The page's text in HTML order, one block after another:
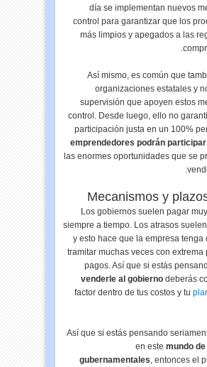
día se implementan nuevos
control para garantizar que los
más limpios y apegados a las
Así mismo, es común que
organizaciones estatales y
supervisión que apoyen estos
control. Desde luego, ello no
participación justa en un 100%
emprendedores podrán participar
las enormes oportunidades que se
Mecanismos y
Los gobiernos suelen pagar
siempre a tiempo. Los atrasos
y esto hace que la empresa tenga
tramitar muchas veces con extrema
pagos. Así que si estás
venderle al gobiernodeberás
factor dentro de tus costos y tu
Así que si estás pensando
en este mundo
gubernamentales , entonces el